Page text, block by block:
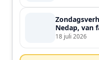
Nedap, van
18 juli 2026